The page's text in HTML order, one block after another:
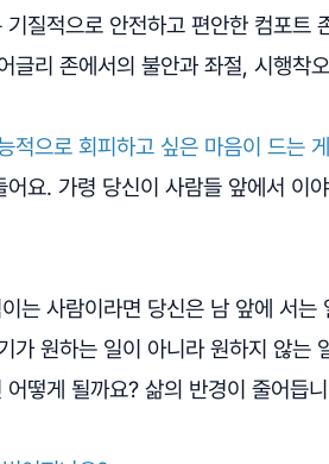
기질적으로 안전하고 편안한 컴포
글리 존에서의 불안과 좌절, 시행착
적으로 회피하고 싶은 마음이 드는
요. 가령 당신이 사람들 앞에서 이
는 사람이라면 당신은 남 앞에 서는
가 원하는 일이 아니라 원하지 않는
떻게 될까요? 삶의 반경이 줄어듭